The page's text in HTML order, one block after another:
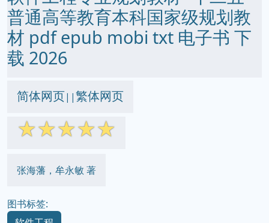
普通高等教育本科国家级规划教
材 pdf epub mobi txt 电子书 下
载 2026
简体网页||繁体网页
☆☆☆☆☆
张海藩，牟永敏 著
图书标签: